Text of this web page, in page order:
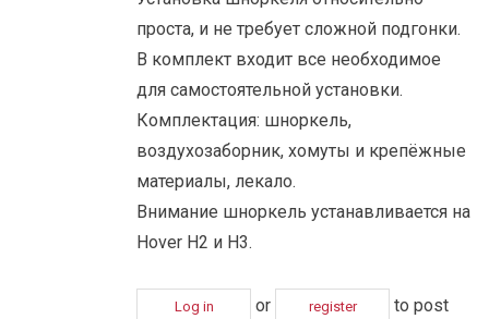
проста, и не требует сложной подгонки.
В комплект входит все необходимое
для самостоятельной установки.
Комплектация: шноркель,
воздухозаборник, хомуты и крепёжные
материалы, лекало.
Внимание шноркель устанавливается на
Hover H2 и H3.
Log in or register to post